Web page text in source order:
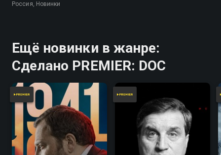
Россия, Новинки
Ещё новинки в жанре:
Сделано PREMIER: DOC